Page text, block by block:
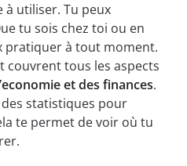
à utiliser. Tu peux
tu sois chez toi ou en
pratiquer à tout moment.
couvrent tous les aspects
et des finances.
des statistiques pour
te permet de voir où tu